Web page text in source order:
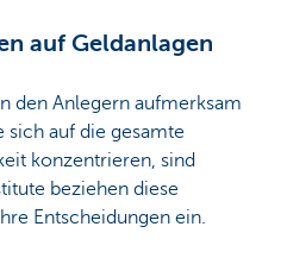
auf Geldanlagen
den Anlegern aufmerksam
auf die gesamte
konzentrieren, sind
beziehen diese
Entscheidungen ein.